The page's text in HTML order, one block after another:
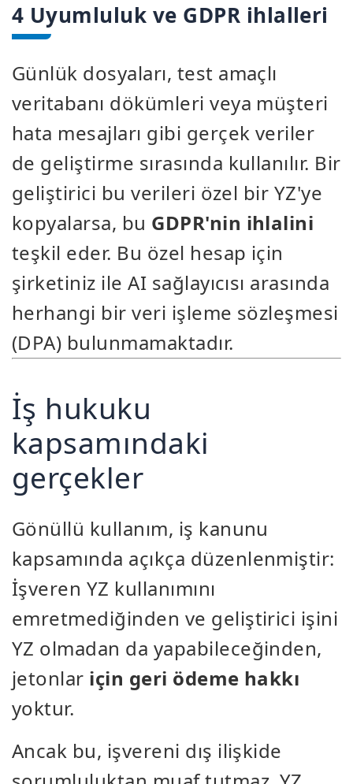
4 Uyumluluk ve GDPR ihlalleri
Günlük dosyaları, test amaçlı
veritabanı dökümleri veya müşteri
hata mesajları gibi gerçek veriler
de geliştirme sırasında kullanılır. Bir
geliştirici bu verileri özel bir YZ'ye
kopyalarsa, bu GDPR'nin ihlalini
teşkil eder. Bu özel hesap için
şirketiniz ile AI sağlayıcısı arasında
herhangi bir veri işleme sözleşmesi
(DPA) bulunmamaktadır.
İş hukuku
kapsamındaki
gerçekler
Gönüllü kullanım, iş kanunu
kapsamında açıkça düzenlenmiştir:
İşveren YZ kullanımını
emretmediğinden ve geliştirici işini
YZ olmadan da yapabileceğinden,
jetonlar için geri ödeme hakkı
yoktur.
Ancak bu, işvereni dış ilişkide